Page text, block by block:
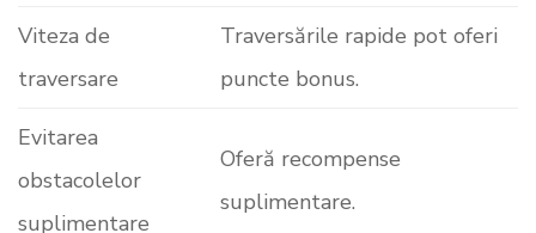
Viteza de
traversare
Traversările rapide pot oferi
puncte bonus.
Evitarea
obstacolelor
suplimentare
Oferă recompense
suplimentare.